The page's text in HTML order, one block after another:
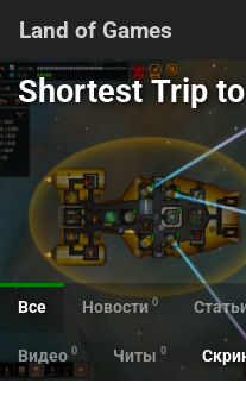
Land of Games
Shortest Trip
Все Новости 0
Видео 0 Читы 0